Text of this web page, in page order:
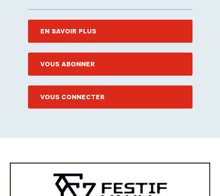
EN SAVOIR PLUS
VOUS ABONNER
VOUS CONNECTER